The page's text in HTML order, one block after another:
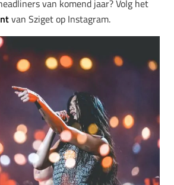
van komend jaar? Volg het
van Sziget op Instagram.